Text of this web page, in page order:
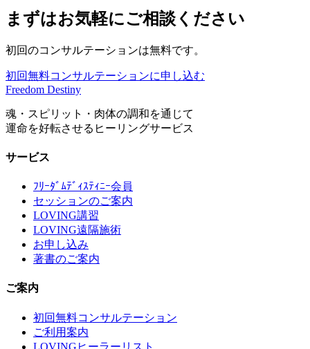
まずはお気軽にご相談ください
初回のコンサルテーションは無料です。
初回無料コンサルテーションに申し込む
Freedom Destiny
魂・スピリット・肉体の調和を通じて
運命を好転させるヒーリングサービス
サービス
ﾌﾘｰﾀﾞﾑﾃﾞｨｽﾃｨﾆｰ会員
セッションのご案内
LOVING講習
LOVING遠隔施術
お申し込み
著書のご案内
ご案内
初回無料コンサルテーション
ご利用案内
LOVINGヒーラーリスト